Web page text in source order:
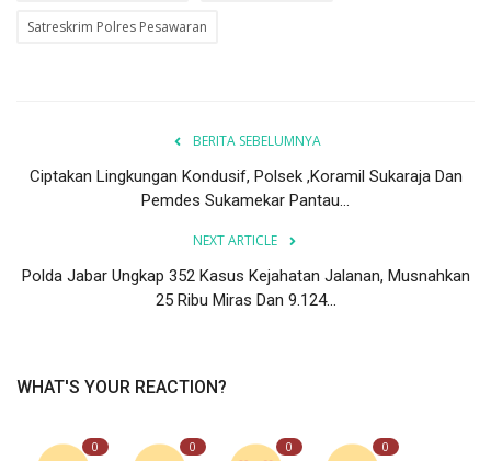
Satreskrim Polres Pesawaran
BERITA SEBELUMNYA
Ciptakan Lingkungan Kondusif, Polsek ,Koramil Sukaraja Dan
Pemdes Sukamekar Pantau...
NEXT ARTICLE
Polda Jabar Ungkap 352 Kasus Kejahatan Jalanan, Musnahkan
25 Ribu Miras Dan 9.124...
WHAT'S YOUR REACTION?
0 0 0 0